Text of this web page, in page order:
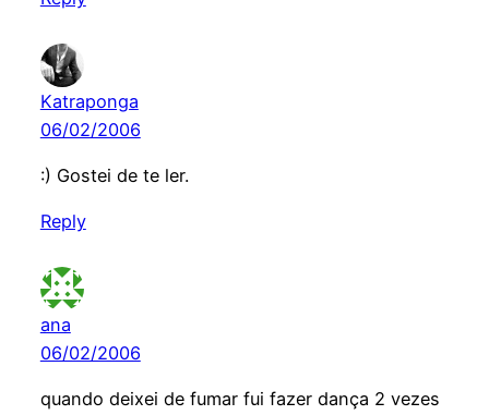
Katraponga
06/02/2006
:) Gostei de te ler.
Reply
ana
06/02/2006
quando deixei de fumar fui fazer dança 2 vezes